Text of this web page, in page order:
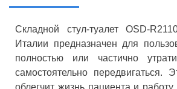
Cкладной стул-туалет OSD-
Италии предназначен для
полностью или частично
самостоятельно передвигаться.